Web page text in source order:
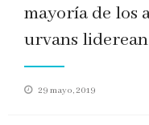
mayoría de los
urvans
Publicado
29 mayo, 2019